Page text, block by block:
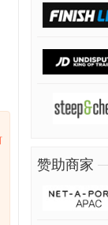
赞助商家